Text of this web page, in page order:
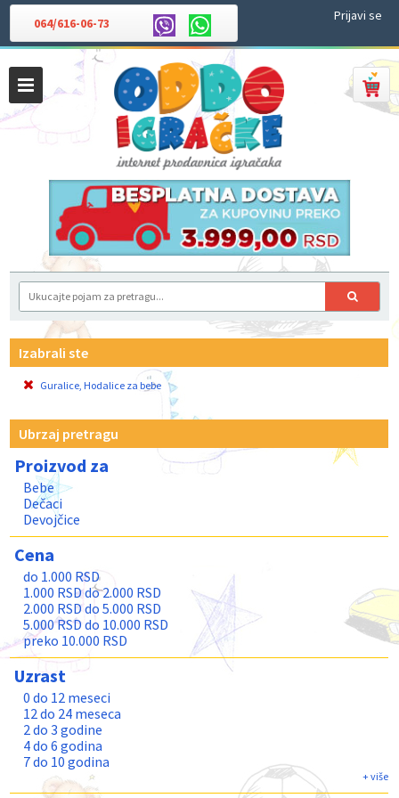
064/616-06-73 Prijavi se
Izabrali ste
Guralice, Hodalice za bebe
Ubrzaj pretragu
Proizvod za
Bebe
Dečaci
Devojčice
Cena
do 1.000 RSD
1.000 RSD do 2.000 RSD
2.000 RSD do 5.000 RSD
5.000 RSD do 10.000 RSD
preko 10.000 RSD
Uzrast
0 do 12 meseci
12 do 24 meseca
2 do 3 godine
4 do 6 godina
7 do 10 godina
11 do 13 godina
Teenage
+ više